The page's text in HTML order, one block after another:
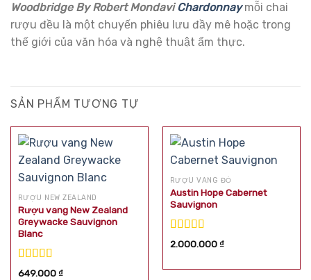
Woodbridge By Robert Mondavi Chardonnaymỗi chai
rượu đều là một chuyến phiêu lưu đầy mê hoặc trong
thế giới của văn hóa và nghệ thuật ẩm thực.
SẢN PHẨM TƯƠNG TỰ
RƯỢU NEW ZEALAND
Rượu vang New Zealand
Greywacke Sauvignon
Blanc
Được xếp
649.000₫
RƯỢU VANG ĐỎ
Austin Hope Cabernet
Sauvignon
Được xếp
2.000.000₫